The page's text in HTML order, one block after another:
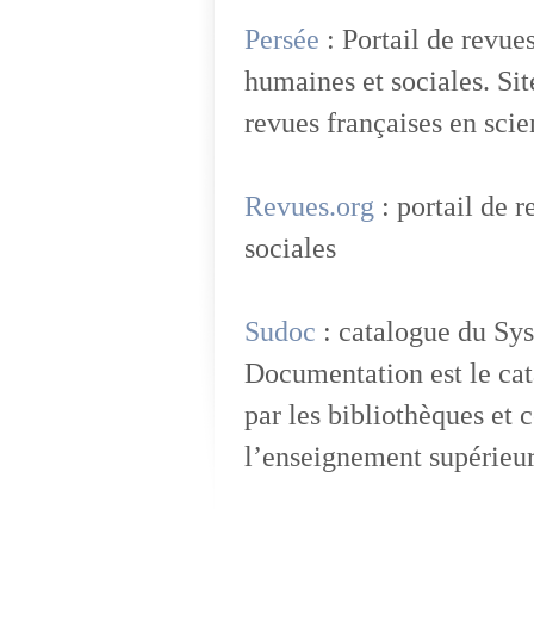
Persée : Portail de
humaines et sociales.
revues françaises en
Revues.org : portail de
sociales
Sudoc : catalogue du
Documentation est le
par les bibliothèques et
l’enseignement